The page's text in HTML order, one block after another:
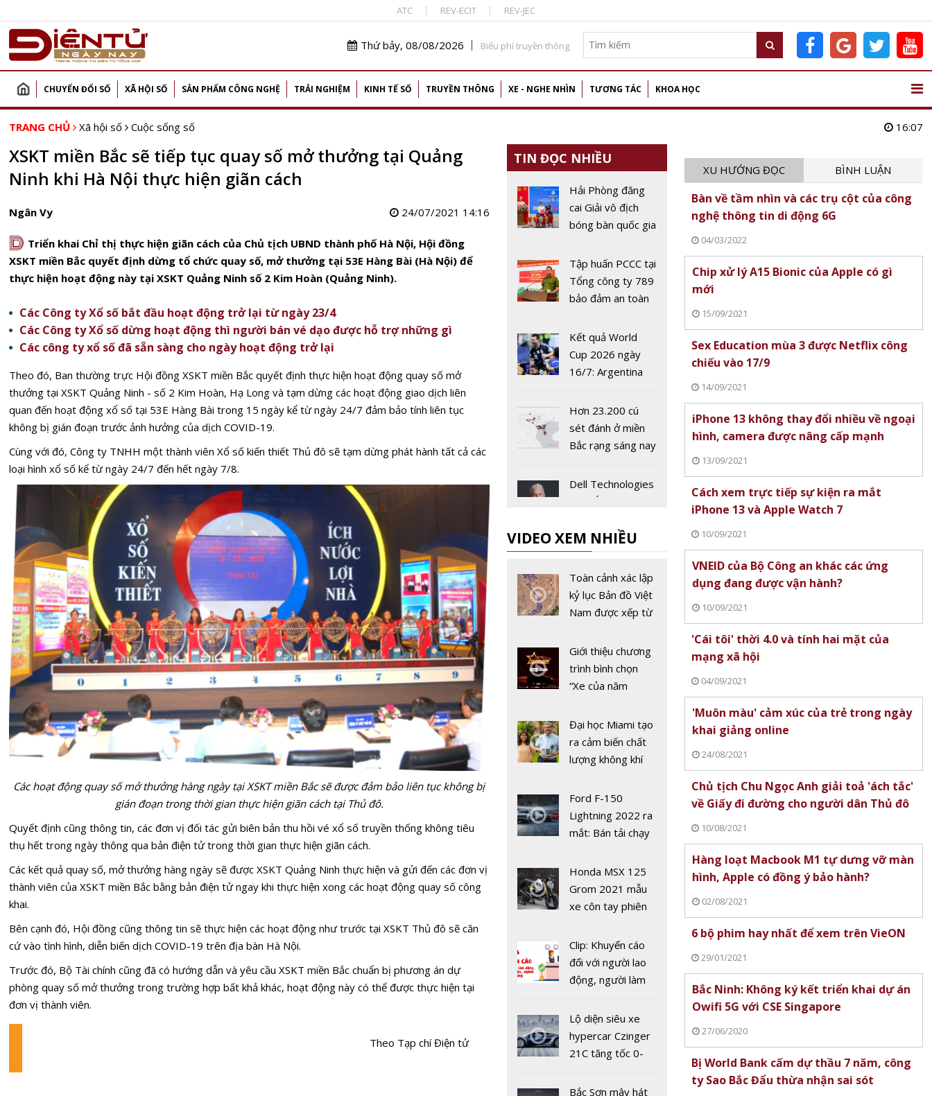
ATC REV-ECIT REV-JEC
Thứ bảy, 08/08/2026 Biểu phí truyền thông
CHUYỂN ĐỔI SỐ XÃ HỘI SỐ SẢN PHẨM CÔNG NGHỆ TRẢI NGHIỆM KINH TẾ SỐ TRUYỀN THÔNG XE - NGHE NHÌN TƯƠNG TÁC KHOA HỌC
TRANG CHỦ Xã hội số Cuộc sống số 16:07
XSKT miền Bắc sẽ tiếp tục quay số mở thưởng tại Quảng
Ninh khi Hà Nội thực hiện giãn cách
Ngân Vy 24/07/2021 14:16
D Triển khai Chỉ thị thực hiện giãn cách của Chủ tịch UBND thành phố Hà Nội, Hội đồng
XSKT miền Bắc quyết định dừng tổ chức quay số, mở thưởng tại 53E Hàng Bài (Hà Nội) để
thực hiện hoạt động này tại XSKT Quảng Ninh số 2 Kim Hoàn (Quảng Ninh).
Các Công ty Xổ số bắt đầu hoạt động trở lại từ ngày 23/4
Các Công ty Xổ số dừng hoạt động thì người bán vé dạo được hỗ trợ những gì
Các công ty xổ số đã sẵn sàng cho ngày hoạt động trở lại
Theo đó, Ban thường trực Hội đồng XSKT miền Bắc quyết định thực hiện hoạt động quay số mở
thưởng tại XSKT Quảng Ninh - số 2 Kim Hoàn, Hạ Long và tạm dừng các hoạt động giao dịch liên
quan đến hoạt động xổ số tại 53E Hàng Bài trong 15 ngày kể từ ngày 24/7 đảm bảo tính liên tục
không bị gián đoạn trước ảnh hưởng của dịch COVID-19.
Cùng với đó, Công ty TNHH một thành viên Xổ số kiến thiết Thủ đô sẽ tạm dừng phát hành tất cả các
loại hình xổ số kể từ ngày 24/7 đến hết ngày 7/8.
Các hoạt động quay số mở thưởng hàng ngày tại XSKT miền Bắc sẽ được đảm bảo liên tục không bị
gián đoạn trong thời gian thực hiện giãn cách tại Thủ đô.
Quyết định cũng thông tin, các đơn vị đối tác gửi biên bản thu hồi vé xổ số truyền thống không tiêu
thụ hết trong ngày thông qua bản điện tử trong thời gian thực hiện giãn cách.
Các kết quả quay số, mở thưởng hàng ngày sẽ được XSKT Quảng Ninh thực hiện và gửi đến các đơn vị
thành viên của XSKT miền Bắc bằng bản điện tử ngay khi thực hiện xong các hoạt động quay số công
khai.
Bên cạnh đó, Hội đồng cũng thông tin sẽ thực hiện các hoạt động như trước tại XSKT Thủ đô sẽ căn
cứ vào tình hình, diễn biến dịch COVID-19 trên địa bàn Hà Nội.
Trước đó, Bộ Tài chính cũng đã có hướng dẫn và yêu cầu XSKT miền Bắc chuẩn bị phương án dự
phòng quay số mở thưởng trong trường hợp bất khả khác, hoạt động này có thể được thực hiện tại
đơn vị thành viên.
Theo Tạp chí Điện tử
TIN ĐỌC NHIỀU
Hải Phòng đăng
cai Giải vô địch
bóng bàn quốc gia
thứ 44
Tập huấn PCCC tại
Tổng công ty 789
bảo đảm an toàn
phòng
Kết quả World
Cup 2026 ngày
16/7: Argentina
Hơn 23.200 cú
sét đánh ở miền
Bắc rạng sáng nay
Dell Technologies
châu Á-Thái Bình
Bản có Chủ tịch
mới
mùa 3 được
Netflix công chiếu
vào 17/9
'Cái tôi' thời 4.0 và
tính hai mặt của
mạng xã hội
6 bộ phim hay
nhất để xem trên
VieON
ký kết triển khai
dự án Owifi 5G
với CSE Singapore
VIDEO XEM NHIỀU
Toàn cảnh xác lập
kỷ lục Bản đồ Việt
Nam được xếp từ
năm 2022
Giới thiệu chương
trình bình chọn
“Xe của năm
Đại học Miami tạo
ra cảm biến chất
lượng không khí
19
Ford F-150
Lightning 2022 ra
mắt: Bán tải chạy
chưa đến 40 nghìn
USD
Honda MSX 125
Grom 2021 mẫu
xe côn tay phiên
Clip: Khuyến cáo
đối với người lao
động, người làm
hàng tại khu dịch
vụ trong dịch
Covid-19
Lộ diện siêu xe
hypercar Czinger
21C tăng tốc 0-
2 giây
Bắc Sơn mây hát
XU HƯỚNG ĐỌC BÌNH LUẬN
Bàn về tầm nhìn và các trụ cột của công
nghệ thông tin di động 6G
04/03/2022
Chip xử lý A15 Bionic của Apple có gì
mới
15/09/2021
Sex Education mùa 3 được Netflix công
chiếu vào 17/9
14/09/2021
iPhone 13 không thay đổi nhiều về ngoại
hình, camera được nâng cấp mạnh
13/09/2021
Cách xem trực tiếp sự kiện ra mắt
iPhone 13 và Apple Watch 7
10/09/2021
VNEID của Bộ Công an khác các ứng
dụng đang được vận hành?
10/09/2021
'Cái tôi' thời 4.0 và tính hai mặt của
mạng xã hội
04/09/2021
'Muôn màu' cảm xúc của trẻ trong ngày
khai giảng online
24/08/2021
Chủ tịch Chu Ngọc Anh giải toả 'ách tắc'
về Giấy đi đường cho người dân Thủ đô
10/08/2021
Hàng loạt Macbook M1 tự dưng vỡ màn
hình, Apple có đồng ý bảo hành?
02/08/2021
6 bộ phim hay nhất để xem trên VieON
29/01/2021
Bắc Ninh: Không ký kết triển khai dự án
Owifi 5G với CSE Singapore
27/06/2020
Bị World Bank cấm dự thầu 7 năm, công
ty Sao Bắc Đẩu thừa nhận sai sót